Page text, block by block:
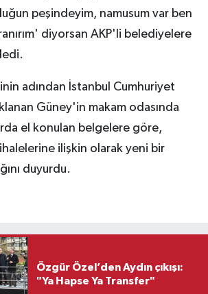
peşindeyim, namusum var ben
diyorsan AKP'li belediyelere
adından İstanbul Cumhuriyet
Güney'in makam odasında
el konulan belgelere göre,
ilişkin olarak yeni bir
duyurdu.
Özgür Özel’den Aydın çıkışı:
"Ya Hapse Ya Transfer"